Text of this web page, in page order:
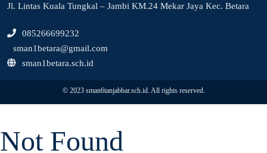
Jl. Lintas Kuala Tungkal – Jambi KM.24 Mekar Jaya Kec. Betara
085266699232
sman1betara@gmail.com
sman1betara.sch.id
© 2023 sman6tanjabbar.sch.id. All rights reserved.
Not Found